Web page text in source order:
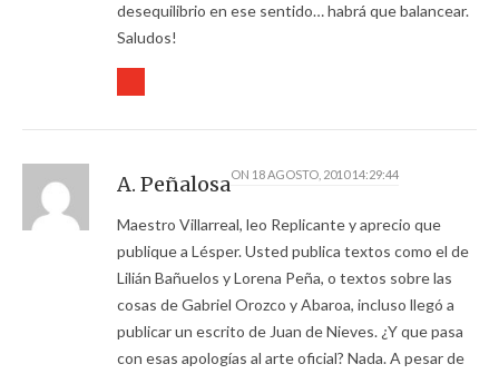
desequilibrio en ese sentido… habrá que balancear.
Saludos!
A. PeñalosaON 18 AGOSTO, 2010 14:29:44
Maestro Villarreal, leo Replicante y aprecio que
publique a Lésper. Usted publica textos como el de
Lilián Bañuelos y Lorena Peña, o textos sobre las
cosas de Gabriel Orozco y Abaroa, incluso llegó a
publicar un escrito de Juan de Nieves. ¿Y que pasa
con esas apologías al arte oficial? Nada. A pesar de